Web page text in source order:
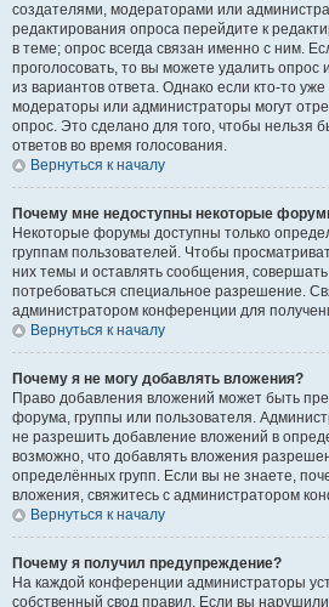
создателями, модераторами или
редактирования опроса перейдите к
в теме; опрос всегда связан именно с ним.
проголосовать, то вы можете удалить опрос
из вариантов ответа. Однако если кто-то
модераторы или администраторы могут
опрос. Это сделано для того, чтобы нельзя
ответов во время голосования.
Вернуться к началу
Почему мне недоступны некоторые
Некоторые форумы доступны только
группам пользователей. Чтобы
них темы и оставлять сообщения,
потребоваться специальное разрешение.
администратором конференции для
Вернуться к началу
Почему я не могу добавлять вложения?
Право добавления вложений может быть
форума, группы или пользователя.
не разрешить добавление вложений в
возможно, что добавлять вложения
определённых групп. Если вы не знаете,
вложения, свяжитесь с администратором
Вернуться к началу
Почему я получил предупреждение?
На каждой конференции администраторы
собственный свод правил. Если вы